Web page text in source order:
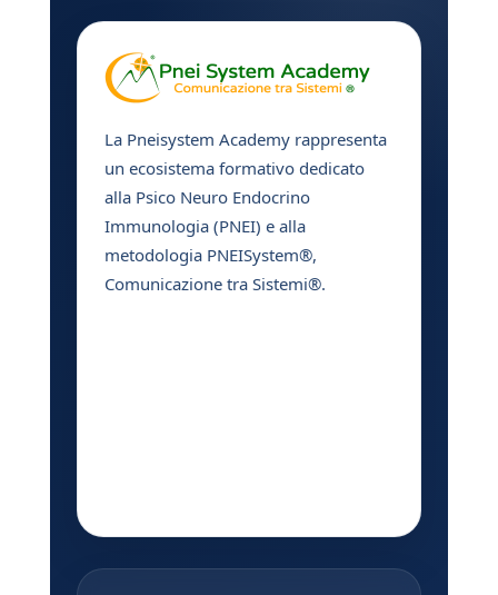
La Pneisystem Academy rappresenta
un ecosistema formativo dedicato
alla Psico Neuro Endocrino
Immunologia (PNEI) e alla
metodologia PNEISystem®,
Comunicazione tra Sistemi®.